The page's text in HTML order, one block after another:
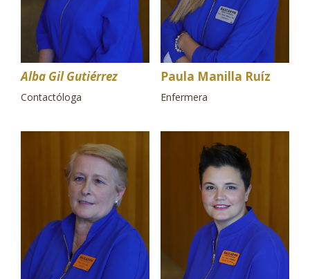
Alba Gil Gutiérrez
Contactóloga
Paula Manilla Ruíz
Enfermera